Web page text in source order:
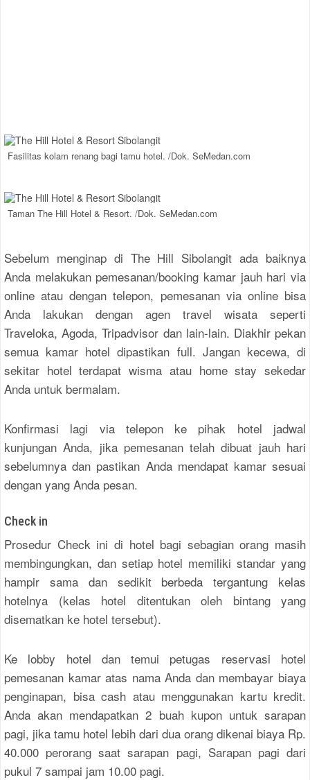
Fasilitas kolam renang bagi tamu hotel. /Dok. SeMedan.com
Taman The Hill Hotel & Resort. /Dok. SeMedan.com
Sebelum menginap di The Hill Sibolangit ada baiknya
Anda melakukan pemesanan/booking kamar jauh hari via
online atau dengan telepon, pemesanan via online bisa
Anda lakukan dengan agen travel wisata seperti
Traveloka, Agoda, Tripadvisor dan lain-lain. Diakhir pekan
semua kamar hotel dipastikan full. Jangan kecewa, di
sekitar hotel terdapat wisma atau home stay sekedar
Anda untuk bermalam.
Konfirmasi lagi via telepon ke pihak hotel jadwal
kunjungan Anda, jika pemesanan telah dibuat jauh hari
sebelumnya dan pastikan Anda mendapat kamar sesuai
dengan yang Anda pesan.
Check in
Prosedur Check ini di hotel bagi sebagian orang masih
membingungkan, dan setiap hotel memiliki standar yang
hampir sama dan sedikit berbeda tergantung kelas
hotelnya (kelas hotel ditentukan oleh bintang yang
disematkan ke hotel tersebut).
Ke lobby hotel dan temui petugas reservasi hotel
pemesanan kamar atas nama Anda dan membayar biaya
penginapan, bisa cash atau menggunakan kartu kredit.
Anda akan mendapatkan 2 buah kupon untuk sarapan
pagi, jika tamu hotel lebih dari dua orang dikenai biaya Rp.
40.000 perorang saat sarapan pagi, Sarapan pagi dari
pukul 7 sampai jam 10.00 pagi.